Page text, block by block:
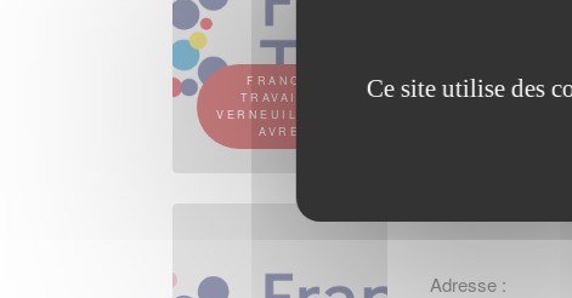
FRANCE
TRAVAIL -
VERNEUIL-SUR-
AVRE
+33 17 78 63
Adresse :
Ce site utilise des